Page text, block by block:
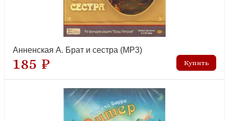
Анненская А. Брат и сестра (MP3)
185 ₽